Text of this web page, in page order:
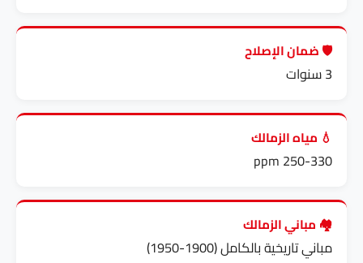
🛡️ ضمان الإصلاح
3 سنوات
💧 مياه الزمالك
250-330 ppm
🏘️ مباني الزمالك
مباني تاريخية بالكامل (1900-1950)